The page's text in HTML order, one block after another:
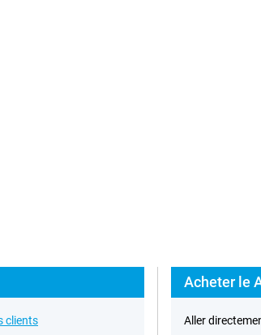
clients
Acheter le
Aller